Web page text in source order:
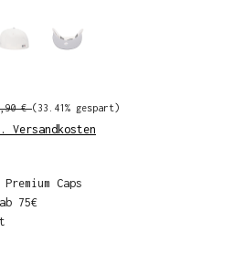
€(33.41% gespart)
Caps
75€